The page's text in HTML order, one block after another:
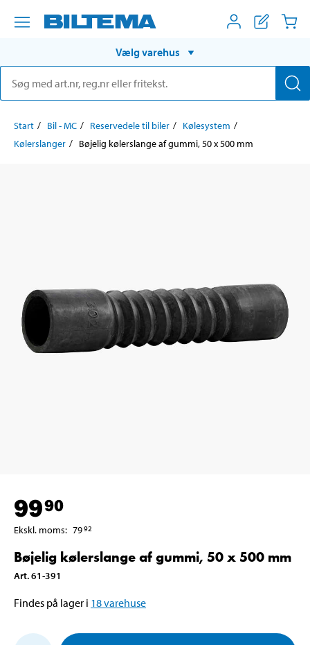
Vælg varehus
Start Bil - MC Reservedele til biler
Kølesystem
Kølerslanger
Bøjelig kølerslange af gummi, 50 x 500 mm
9990
Ekskl. moms: 7992
Bøjelig kølerslange af gummi, 50 x 500 mm
Art.61-391
Findes på lager i 18varehuse